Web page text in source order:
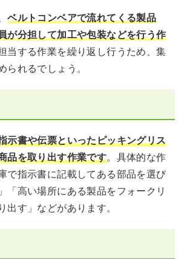
ベルトコンベアで流れてくる製品
が分担して加工や包装などを行う作
当する作業を繰り返し行うため、集
られるでしょう。
示書や伝票といったピッキングリス
品を取り出す作業です。具体的な作
で指示書に記載してある部品を選び
「高い場所にある製品をフォークリ
出す」などがあります。